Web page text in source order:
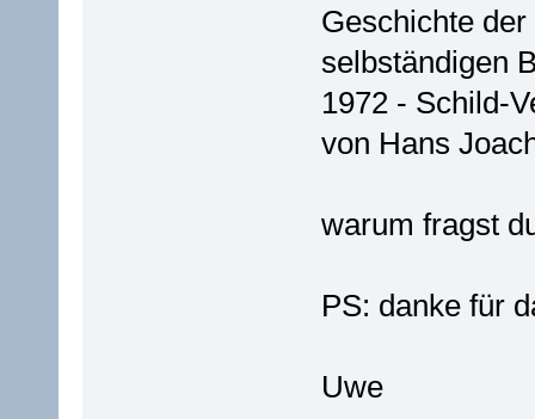
Geschichte
selbständigen
1972 - Schild-
von Hans
warum fragst
PS: danke für
Uwe